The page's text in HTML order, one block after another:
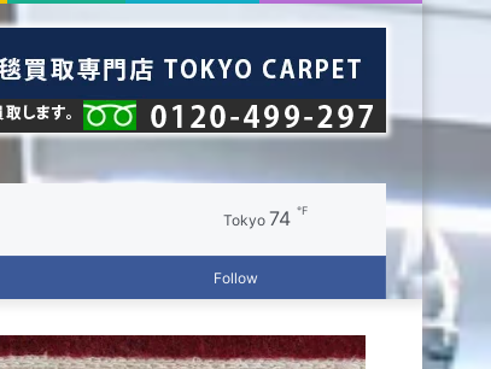
skin
Article
Tokyo 74 ℉
Sidebar
Random
Follow